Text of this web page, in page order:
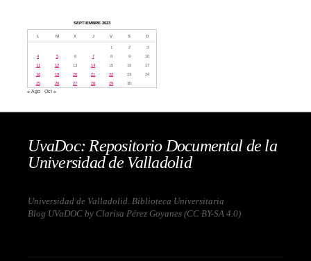
SEPTIEMBRE 2023
L M X J V S D
1 2
3
4
5 6 7 8 9
10
11
12 13 14 15 16
17
18
19 20 21 22 23
24
25
26 27 28 29 30
« Ago Oct »
UvaDoc: Repositorio Documental de la
Universidad de Valladolid
Universidad de Valladolid. Biblioteca Universitaria
Blog UVaDOC by Clarisa Pérez Goyanes (CC BY-SA 4.0)